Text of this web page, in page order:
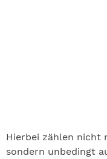
Hierbei zählen nicht
sondern unbedingt